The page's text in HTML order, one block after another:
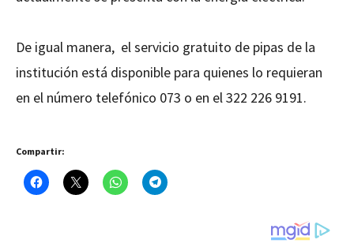
De igual manera, el servicio gratuito de pipas de la
institución está disponible para quienes lo requieran
en el número telefónico 073 o en el 322 226 9191.
Compartir: